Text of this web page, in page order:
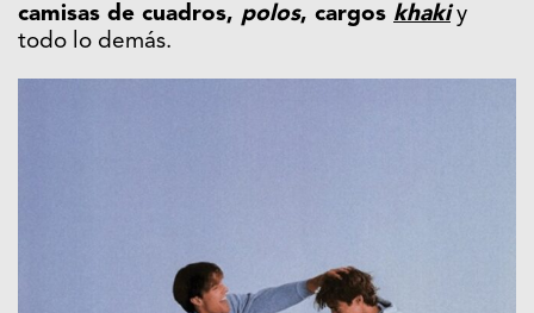
camisas de cuadros, polos, cargos khakiy
todo lo demás.